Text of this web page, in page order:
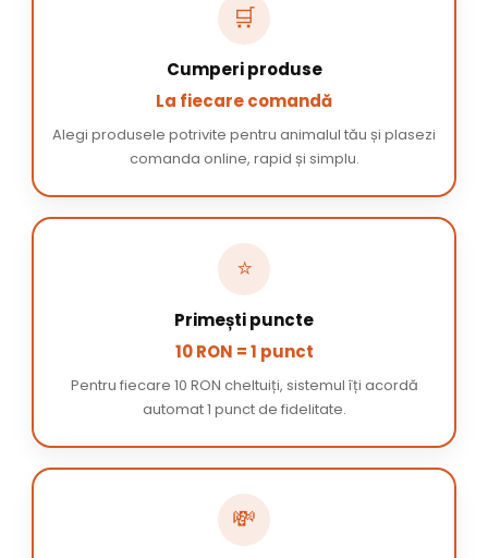
🛒
Cumperi produse
La fiecare comandă
Alegi produsele potrivite pentru animalul tău și plasezi
comanda online, rapid și simplu.
⭐
Primești puncte
10 RON = 1 punct
Pentru fiecare 10 RON cheltuiți, sistemul îți acordă
automat 1 punct de fidelitate.
💸